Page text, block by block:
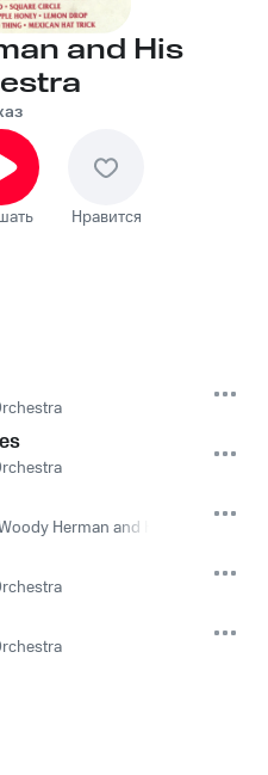
and His
Нравится
Herman and His Orchestra